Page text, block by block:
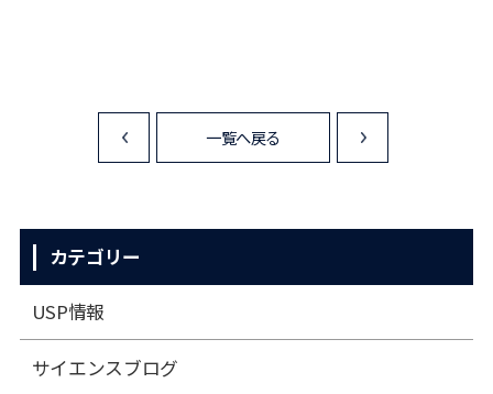
<
一覧へ戻る
カテゴリー
USP情報
サイエンスブログ